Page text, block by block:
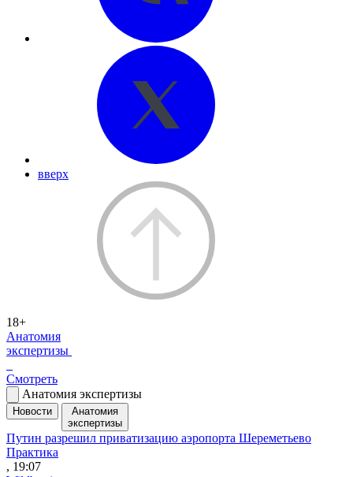
вверх
18+
Анатомия
экспертизы
Смотреть
Анатомия экспертизы
Новости
Анатомия
экспертизы
Путин разрешил приватизацию аэропорта Шереметьево
Практика
, 19:07